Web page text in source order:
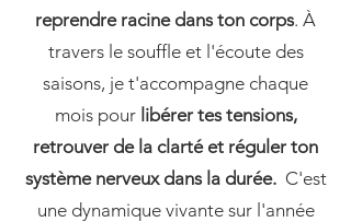
reprendre racine dans ton corps. À
travers le souffle et l'écoute des
saisons, je t'accompagne chaque
mois pour libérer tes tensions,
retrouver de la clarté et réguler ton
système nerveux dans la durée.C'est
une dynamique vivante sur l'année